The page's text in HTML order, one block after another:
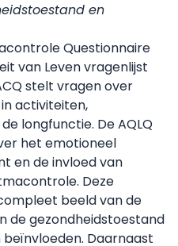
en
Questionnaire
van Leven vragenlijst
stelt vragen over
activiteiten,
longfunctie. De AQLQ
het emotioneel
en de invloed van
Deze
beeld van de
de gezondheidstoestand
Daarnaast